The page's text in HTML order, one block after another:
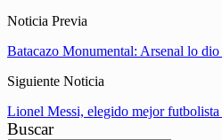
Noticia Previa
Batacazo Monumental: Arsenal lo
Siguiente Noticia
Lionel Messi, elegido mejor futbolista
Buscar